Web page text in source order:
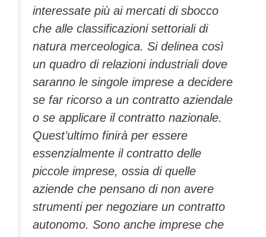
interessate più ai mercati di sbocco
che alle classificazioni settoriali di
natura merceologica. Si delinea così
un quadro di relazioni industriali dove
saranno le singole imprese a decidere
se far ricorso a un contratto aziendale
o se applicare il contratto nazionale.
Quest’ultimo finirà per essere
essenzialmente il contratto delle
piccole imprese, ossia di quelle
aziende che pensano di non avere
strumenti per negoziare un contratto
autonomo. Sono anche imprese che